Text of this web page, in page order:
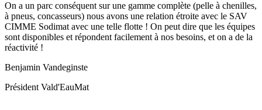
On a un parc conséquent sur une gamme complète (pelle à chenilles,
à pneus, concasseurs) nous avons une relation étroite avec le SAV
CIMME Sodimat avec une telle flotte ! On peut dire que les équipes
sont disponibles et répondent facilement à nos besoins, et on a de la
réactivité !
Benjamin Vandeginste
Président Vald'EauMat